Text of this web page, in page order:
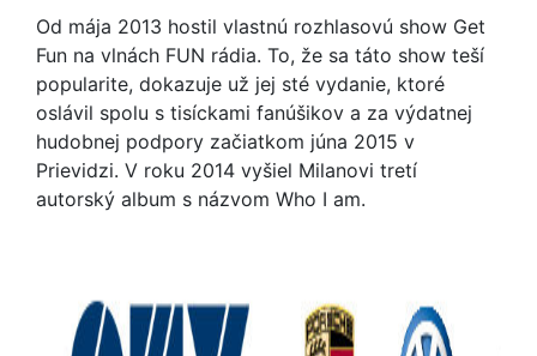
Od mája 2013 hostil vlastnú rozhlasovú show Get
Fun na vlnách FUN rádia. To, že sa táto show teší
popularite, dokazuje už jej sté vydanie, ktoré
oslávil spolu s tisíckami fanúšikov a za výdatnej
hudobnej podpory začiatkom júna 2015 v
Prievidzi. V roku 2014 vyšiel Milanovi tretí
autorský album s názvom Who I am.